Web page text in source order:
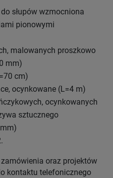
słupów wzmocniona
pionowymi
malowanych proszkowo
mm)
cm)
ocynkowane (L=4 m)
ocynkowanych
sztucznego
oraz projektów
kontaktu telefonicznego